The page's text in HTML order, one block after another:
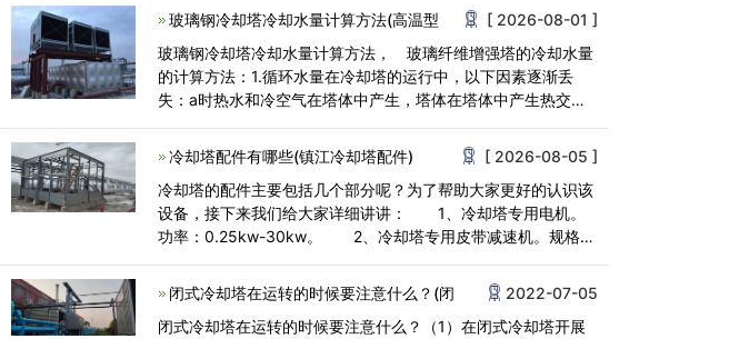
玻璃钢冷却塔冷却水量计算方法(高温型
[ 2026-08-01 ]
玻璃钢冷却塔冷却水量计算方法， 玻璃纤维增​​强塔的冷却水量
的计算方法：1.循环水量在冷却塔的运行中，以下因素逐渐丢
失：a时热水和冷空气在塔体中产生，塔体在塔体中产生热交换
冷却塔配件有哪些(镇江冷却塔配件)
[ 2026-08-05 ]
冷却塔的配件主要包括几个部分呢？为了帮助大家更好的认识该
设备，接下来我们给大家详细讲讲： 1、冷却塔专用电机。
功率：0.25kw-30kw。 2、冷却塔专用皮带减速机。规格：
闭式冷却塔在运转的时候要注意什么？(闭
2022-07-05
闭式冷却塔在运转的时候要注意什么？（1）在闭式冷却塔开展